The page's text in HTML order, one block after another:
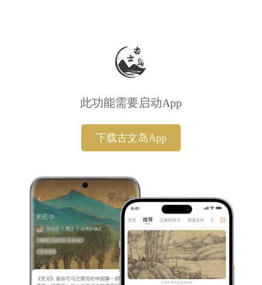
此功能需要启动App
下载古文岛App